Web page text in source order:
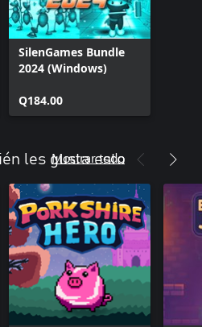
SilenGames Bundle
2024 (Windows)
Q184.00
les gusta esto
Mostrar todo